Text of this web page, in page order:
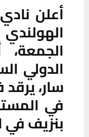
أعلن
الدولي
سار،
في
بنزيف في